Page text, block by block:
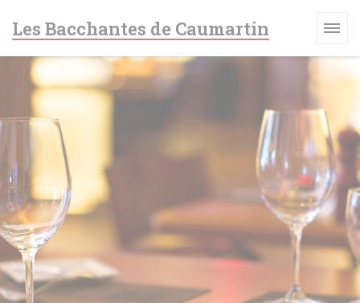
Les Bacchantes de Caumartin